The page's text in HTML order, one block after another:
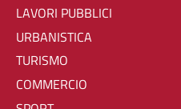
LAVORI PUBBLICI
URBANISTICA
TURISMO
COMMERCIO